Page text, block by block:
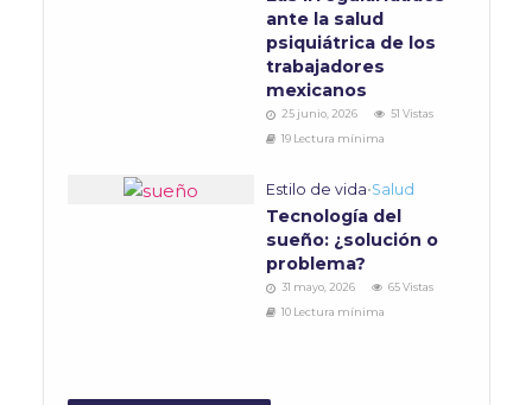
ante la salud
psiquiátrica de los
trabajadores
mexicanos
25 junio, 2026
51 Vistas
19 Lectura mínima
Estilo de vida•Salud
Tecnología del
sueño: ¿solución o
problema?
31 mayo, 2026
65 Vistas
10 Lectura mínima